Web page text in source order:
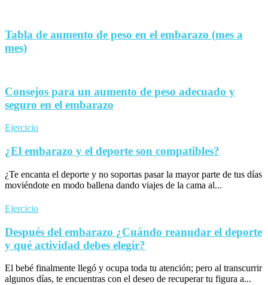
Tabla de aumento de peso en el embarazo (mes a
mes)
Consejos para un aumento de peso adecuado y
seguro en el embarazo
Ejercicio
¿El embarazo y el deporte son compatibles?
¿Te encanta el deporte y no soportas pasar la mayor parte de tus días
moviéndote en modo ballena dando viajes de la cama al...
Ejercicio
Después del embarazo ¿Cuándo reanudar el deporte
y qué actividad debes elegir?
El bebé finalmente llegó y ocupa toda tu atención; pero al transcurrir
algunos días, te encuentras con el deseo de recuperar tu figura a...